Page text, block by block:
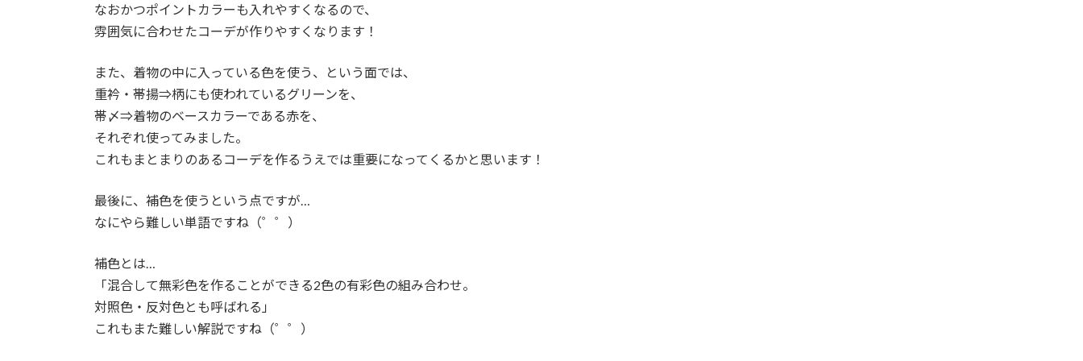
なおかつポイントカラーも入れやすくなるので、
雰囲気に合わせたコーデが作りやすくなります！
また、着物の中に入っている色を使う、という面では、
重衿・帯揚⇒柄にも使われているグリーンを、
帯〆⇒着物のベースカラーである赤を、
それぞれ使ってみました。
これもまとまりのあるコーデを作るうえでは重要になってくるかと思います！
最後に、補色を使うという点ですが…
なにやら難しい単語ですね（゜゜）
補色とは…
「混合して無彩色を作ることができる2色の有彩色の組み合わせ。
対照色・反対色とも呼ばれる」
これもまた難しい解説ですね（゜゜）